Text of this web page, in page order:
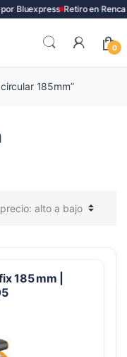
Bluexpress Retiro en Renca
0
185mm”
185 mm |